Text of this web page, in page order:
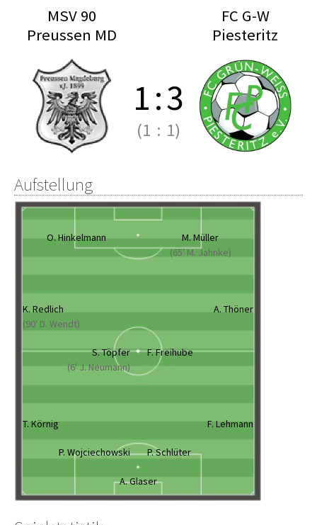
MSV 90
Preussen MD
FC G-W
Piesteritz
1:3
(1 : 1)
Aufstellung
O. Hinkelmann
M. Müller
(65' M. Jahnke)
K. Redlich
(90' D. Wendt)
A. Thöner
S. Töpfer
(6' J. Neumann)
F. Freihube
T. Körnig F. Lehmann
P. Wojciechowski P. Schlüter
A. Glaser